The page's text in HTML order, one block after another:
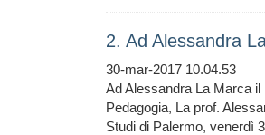
2. Ad Alessandra
30-mar-2017 10.04.53
Ad Alessandra La Marca il
Pedagogia, La prof.
Studi di Palermo, venerdì